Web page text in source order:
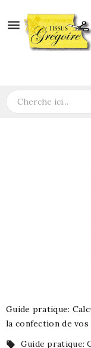

Guide pratique:
la confection de vos

Guide pratique: